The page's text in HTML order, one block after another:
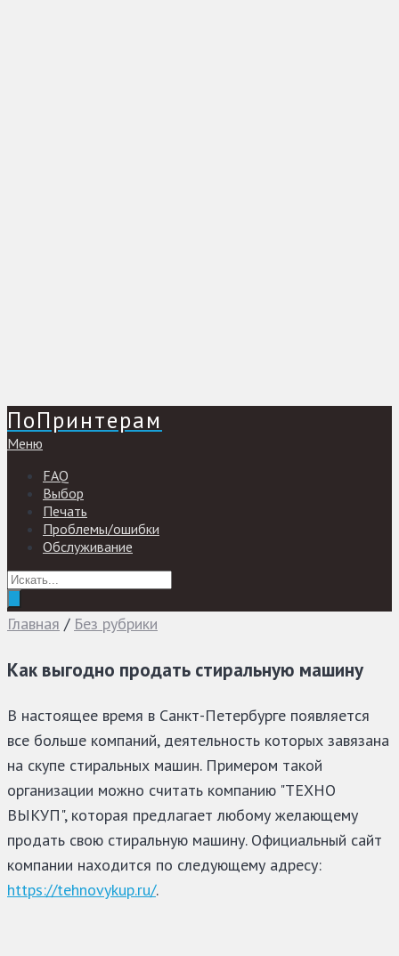
ПоПринтерам
Меню
FAQ
Выбор
Печать
Проблемы/ошибки
Обслуживание
Главная / Без рубрики
Как выгодно продать стиральную машину
В настоящее время в Санкт-Петербурге появляется
все больше компаний, деятельность которых завязана
на скупе стиральных машин. Примером такой
организации можно считать компанию "ТЕХНО
ВЫКУП", которая предлагает любому желающему
продать свою стиральную машину. Официальный сайт
компании находится по следующему адресу:
https://tehnovykup.ru/.